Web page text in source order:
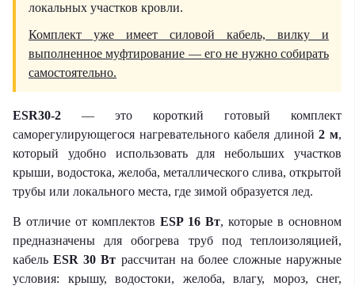
локальных участков кровли.
Комплект уже имеет силовой кабель, вилку и
выполненное муфтирование — его не нужно собирать
самостоятельно.
ESR30-2 — это короткий готовый комплект
саморегулирующегося нагревательного кабеля длиной2 м,
который удобно использовать для небольших участков
крыши, водостока, желоба, металлического слива, открытой
трубы или локального места, где зимой образуется лед.
В отличие от комплектов ESP 16 Вт, которые в основном
предназначены для обогрева труб под теплоизоляцией,
кабельESR 30 Вт рассчитан на более сложные наружные
условия: крышу, водостоки, желоба, влагу, мороз, снег,